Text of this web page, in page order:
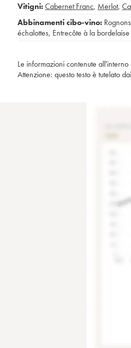
Vitigni:Cabernet Franc, Merlot,
Abbinamenti cibo-vino:
échalottes, Entrecôte à la bordelaise
Le informazioni contenute
Attenzione: questo testo è tutelato